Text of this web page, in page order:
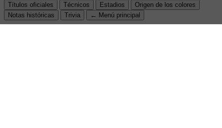
Títulos oficiales
Técnicos Estadios
Origen de los colores
Notas históricas
Trivia ← Menú principal